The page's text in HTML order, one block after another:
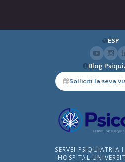
ESP
Blog
Sol·liciti la seva
SERVEI PSIQUIATRIA
HOSPITAL